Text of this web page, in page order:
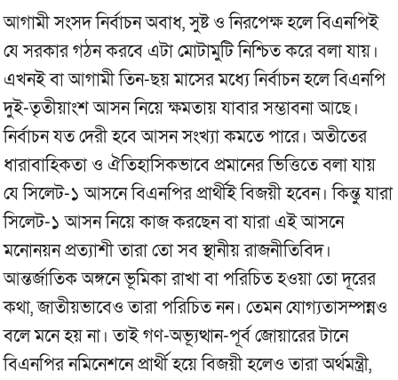
আগামী সংসদ নির্বাচন অবাধ, সুষ্ট ও নিরপেক্ষ হলে বিএনপিই
যে সরকার গঠন করবে এটা মোটামুটি নিশ্চিত করে বলা যায়।
এখনই বা আগামী তিন-ছয় মাসের মধ্যে নির্বাচন হলে বিএনপি
দুই-তৃতীয়াংশ আসন নিয়ে ক্ষমতায় যাবার সম্ভাবনা আছে।
নির্বাচন যত দেরী হবে আসন সংখ্যা কমতে পারে। অতীতের
ধারাবাহিকতা ও ঐতিহাসিকভাবে প্রমানের ভিত্তিতে বলা যায়
যে সিলেট-১ আসনে বিএনপির প্রার্থীই বিজয়ী হবেন। কিন্তু যারা
সিলেট-১ আসন নিয়ে কাজ করছেন বা যারা এই আসনে
মনোনয়ন প্রত্যাশী তারা তো সব স্থানীয় রাজনীতিবিদ।
আন্তর্জাতিক অঙ্গনে ভূমিকা রাখা বা পরিচিত হওয়া তো দূরের
কথা, জাতীয়ভাবেও তারা পরিচিত নন। তেমন যোগ্যতাসম্পন্নও
বলে মনে হয় না। তাই গণ-অভ্যূত্থান-পূর্ব জোয়ারের টানে
বিএনপির নমিনেশনে প্রার্থী হয়ে বিজয়ী হলেও তারা অর্থমন্ত্রী,